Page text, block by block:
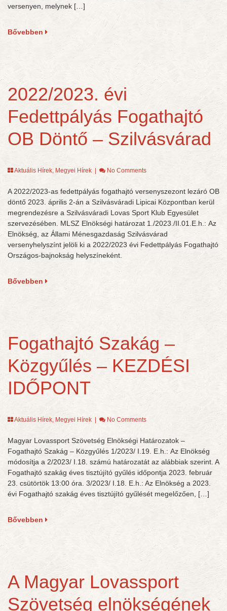
versenyen, melynek […]
Bővebben
2022/2023. évi
Fedettpályás Fogathajtó
OB Döntő – Szilvásvárad
Aktuális Hírek, Megyei Hírek No Comments
A 2022/2023-as fedettpályás fogathajtó versenyszezont lezáró OB
döntő 2023. április 2-án a Szilvásváradi Lipicai Központban kerül
megrendezésre a Szilvásváradi Lovas Sport Klub Egyesület
szervezésében. MLSZ Elnökségi határozat 1./2023./II.01.E.h.: Az
Elnökség, az Állami Ménesgazdaság Szilvásvárad
versenyhelyszínt jelöli ki a 2022/2023 évi Fedettpályás Fogathajtó
Országos-bajnokság helyszíneként.
Bővebben
Fogathajtó Szakág –
Közgyűlés – KEZDÉSI
IDŐPONT
Aktuális Hírek, Megyei Hírek No Comments
Magyar Lovassport Szövetség Elnökségi Határozatok –
Fogathajtó Szakág – Közgyűlés 1/2023/ I.19. E.h.: Az Elnökség
módosítja a 2/2023/ I.18. számú határozatát az alábbiak szerint. A
Fogathajtó szakág éves tisztújító gyűlés időpontja 2023. február
23. csütörtök 13:00 óra. 3/2023/ I.18. E.h.: Az Elnökség a 2023.
évi Fogathajtó szakág éves tisztújító gyűlését megelőzően, […]
Bővebben
A Magyar Lovassport
Szövetség elnökségének